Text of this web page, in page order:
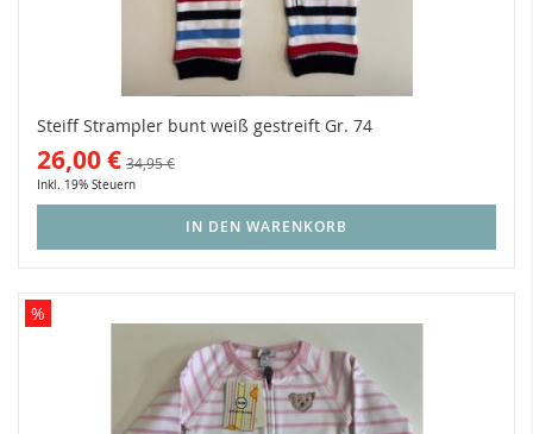
Steiff Strampler bunt weiß gestreift Gr. 74
26,00 € 34,95 €
Inkl. 19% Steuern
IN DEN WARENKORB
%